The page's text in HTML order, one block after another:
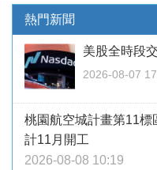
熱門新聞
美股全時段
2026-08-07
桃園航空城計畫第11
計11月開工
2026-08-08 10:19